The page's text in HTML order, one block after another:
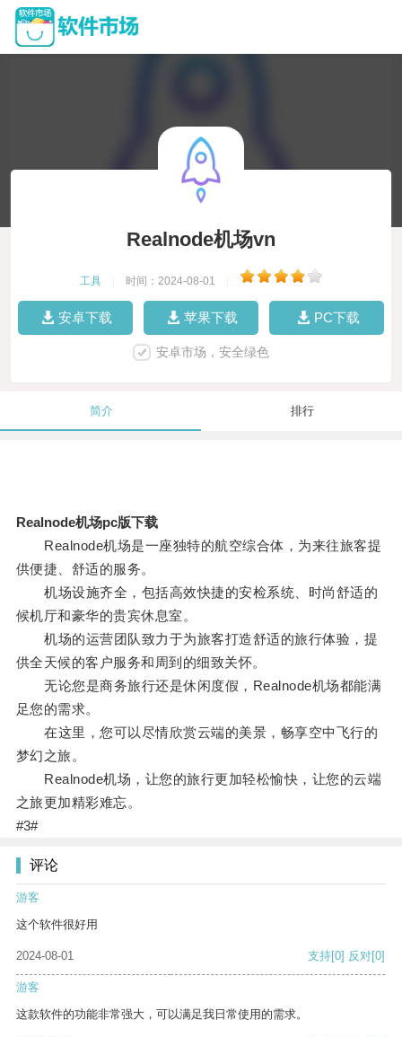
Realnode机场vn
工具 时间：2024-08-01
安卓下载 苹果下载 PC下载
安卓市场，安全绿色
简介 排行
Realnode机场pc版下载
Realnode机场是一座独特的航空综合体，为来往旅客提
供便捷、舒适的服务。
机场设施齐全，包括高效快捷的安检系统、时尚舒适的
候机厅和豪华的贵宾休息室。
机场的运营团队致力于为旅客打造舒适的旅行体验，提
供全天候的客户服务和周到的细致关怀。
无论您是商务旅行还是休闲度假，Realnode机场都能满
足您的需求。
在这里，您可以尽情欣赏云端的美景，畅享空中飞行的
梦幻之旅。
Realnode机场，让您的旅行更加轻松愉快，让您的云端
之旅更加精彩难忘。
#3#
评论
游客
这个软件很好用
2024-08-01 支持[0] 反对[0]
游客
这款软件的功能非常强大，可以满足我日常使用的需求。